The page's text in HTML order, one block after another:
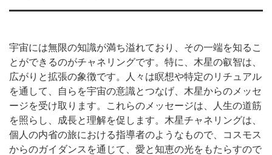
宇宙には無限の知識が満ち溢れており、その一端を知るこ
とができるのがチャネリングです。特に、木星の叡智は、
広がりと拡張の象徴です。人々は瞑想や特定のリチュアル
を通して、自らを宇宙の意識とつなげ、木星からのメッセ
ージを受け取ります。これらのメッセージは、人生の道筋
を照らし、成長と理解を促します。木星チャネリングは、
個人の内省の旅における指導者のようなもので、コスモス
からのガイダンスを通じて、愛と知恵の光をもたらすので